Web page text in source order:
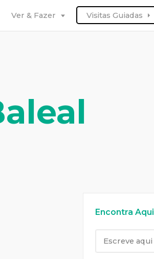
Ver & Fazer Visitas Guiadas
Encontra Aqui